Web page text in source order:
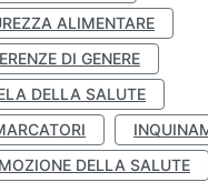
ALIMENTARE
DI GENERE
DELLA SALUTE
DELLA SALUTE